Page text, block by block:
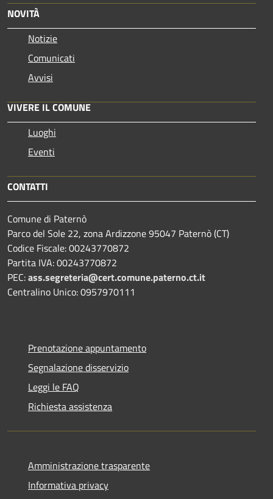
NOVITÀ
Notizie
Comunicati
Avvisi
VIVERE IL COMUNE
Luoghi
Eventi
CONTATTI
Comune di Paternò
Parco del Sole 22, zona Ardizzone 95047 Paternò (CT)
Codice Fiscale: 00243770872
Partita IVA: 00243770872
PEC:ass.segreteria@cert.comune.paterno.ct.it
Centralino Unico: 0957970111
Prenotazione appuntamento
Segnalazione disservizio
Leggi le FAQ
Richiesta assistenza
Amministrazione trasparente
Informativa privacy